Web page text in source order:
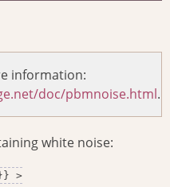
information:
doc/pbmnoise.html.
white noise:
>